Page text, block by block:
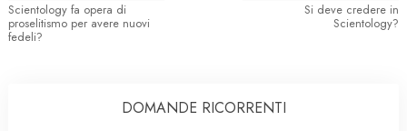
Scientology fa opera di
proselitismo per avere nuovi
fedeli?
Si deve credere in
Scientology?
DOMANDE RICORRENTI